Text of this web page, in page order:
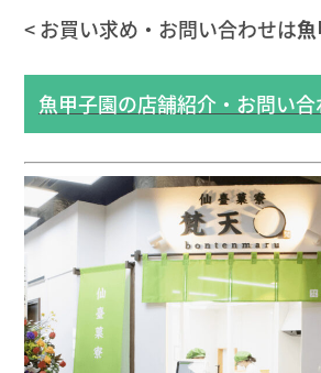
< お買い求め・お問い合わせは
魚甲子園の店舗紹介・お問い